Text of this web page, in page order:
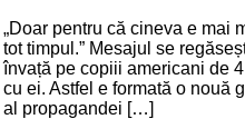
„Doar pentru că cineva e mai
tot timpul.” Mesajul se
învață pe copiii americani de
cu ei. Astfel e formată o nouă
al propagandei […]